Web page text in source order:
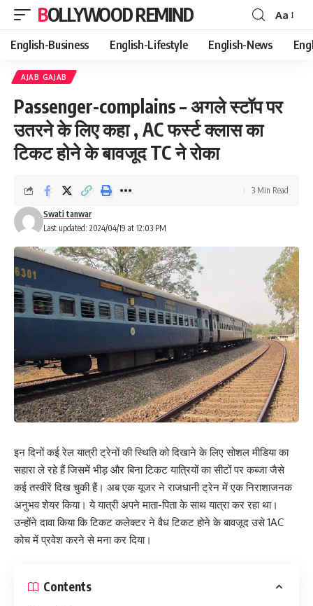
BOLLYWOOD REMIND
Font
Resizer
Aa
English-Business English-Lifestyle English-News
AJAB GAJAB
Passenger-complains – अगले स्टॉप पर
उतरने के लिए कहा , AC फर्स्ट क्लास का
टिकट होने के बावजूद TC ने रोका
Last updated: 2024/04/19 at 12:03 PM
Swati tanwar
3 Min Read
इन दिनों कई रेल यात्री ट्रेनों की स्थिति को दिखाने के लिए सोशल मीडिया का
सहारा ले रहे हैं जिसमें भीड़ और बिना टिकट यात्रियों का सीटों पर कब्जा जैसे
कई तस्वीरें दिख चुकी हैं। अब एक यूजर ने राजधानी ट्रेन में एक निराशाजनक
अनुभव शेयर किया। ये यात्री अपने माता-पिता के साथ यात्रा कर रहा था।
उन्होंने दावा किया कि टिकट कलेक्टर ने वैध टिकट होने के बावजूद उसे 1AC
कोच में प्रवेश करने से मना कर दिया।
Contents